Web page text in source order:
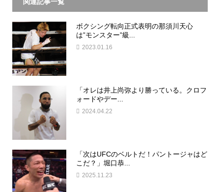
ボクシング転向正式表明の那須川天心
は”モンスター”級...
2023.01.16
「オレは井上尚弥より勝っている。クロフ
ォードやデー...
2024.04.22
「次はUFCのベルトだ！パントージャはど
こだ？」堀口恭...
2025.11.23